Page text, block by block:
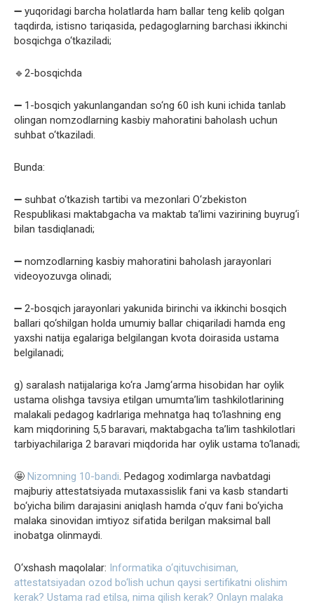
➖ yuqoridagi barcha holatlarda ham ballar teng kelib qolgan
taqdirda, istisno tariqasida, pedagoglarning barchasi ikkinchi
bosqichga o‘tkaziladi;
🔹2-bosqichda
➖ 1-bosqich yakunlangandan so‘ng 60 ish kuni ichida tanlab
olingan nomzodlarning kasbiy mahoratini baholash uchun
suhbat o‘tkaziladi.
Bunda:
➖ suhbat o‘tkazish tartibi va mezonlari O‘zbekiston
Respublikasi maktabgacha va maktab ta’limi vazirining buyrug‘i
bilan tasdiqlanadi;
➖ nomzodlarning kasbiy mahoratini baholash jarayonlari
videoyozuvga olinadi;
➖ 2-bosqich jarayonlari yakunida birinchi va ikkinchi bosqich
ballari qo‘shilgan holda umumiy ballar chiqariladi hamda eng
yaxshi natija egalariga belgilangan kvota doirasida ustama
belgilanadi;
g) saralash natijalariga ko‘ra Jamg‘arma hisobidan har oylik
ustama olishga tavsiya etilgan umumta’lim tashkilotlarining
malakali pedagog kadrlariga mehnatga haq to‘lashning eng
kam miqdorining 5,5 baravari, maktabgacha ta’lim tashkilotlari
tarbiyachilariga 2 baravari miqdorida har oylik ustama to‘lanadi;
🤩 Nizomning 10-bandi. Pedagog xodimlarga navbatdagi
majburiy attestatsiyada mutaxassislik fani va kasb standarti
bo‘yicha bilim darajasini aniqlash hamda o‘quv fani bo‘yicha
malaka sinovidan imtiyoz sifatida berilgan maksimal ball
inobatga olinmaydi.
O‘xshash maqolalar: Informatika o‘qituvchisiman,
attestatsiyadan ozod bo‘lish uchun qaysi sertifikatni olishim
kerak? Ustama rad etilsa, nima qilish kerak? Onlayn malaka